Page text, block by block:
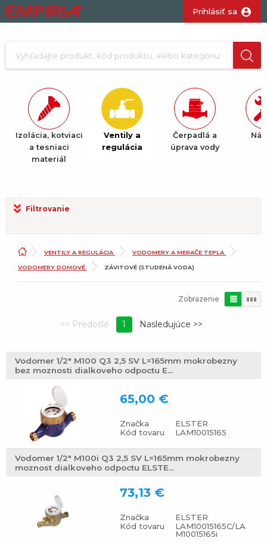
Prihlásiť sa
Izolácia, kotviaci
a tesniaci
materiál
Ventily a
regulácia
Čerpadlá a
úprava vody
Filtrovanie
VENTILY A REGULÁCIA VODOMERY A MERAČE TEPLA
VODOMERY DOMOVÉ ZÁVITOVÉ (STUDENÁ VODA)
Zobrazenie
1
Vodomer 1/2" M100 Q3 2,5 SV L=165mm mokrobezny
bez moznosti dialkoveho odpoctu E...
Značka
ELSTER
Kód tovaru
LAM10015165
65,00 €
Vodomer 1/2" M100i Q3 2,5 SV L=165mm mokrobezny
moznost dialkoveho odpoctu ELSTE...
Značka
ELSTER
Kód tovaru
LAM10015165C/LA
M10015165i
73,13 €